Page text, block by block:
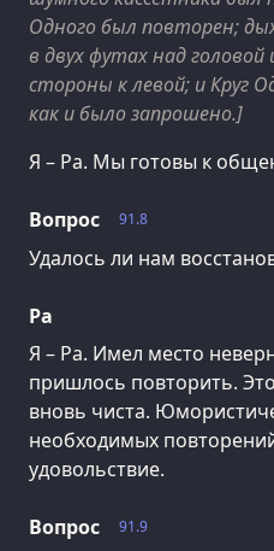
Одного был повторен;
в двух футах над
стороны к левой; и Круг
как и было запрошено.]
Я – Ра. Мы готовы к
91.8
Вопрос
Удалось ли нам
Ра
Я – Ра. Имел место
пришлось повторить.
вновь чиста.
необходимых
удовольствие.
91.9
Вопрос